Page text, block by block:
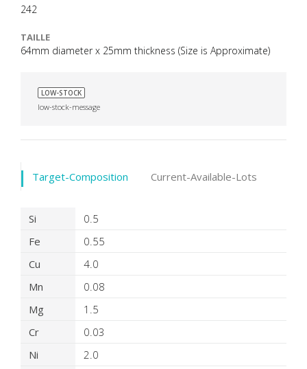
242
TAILLE
64mm diameter x 25mm thickness (Size is Approximate)
LOW-STOCK
low-stock-message
Target-Composition Current-Available-Lots
Détails du produit virtuel
Si
0.5
Fe
0.55
Cu
4.0
Mn
0.08
Mg
1.5
Cr
0.03
Ni
2.0